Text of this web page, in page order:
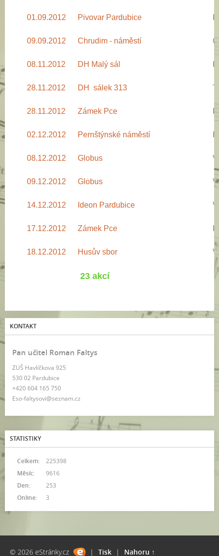
01.09.2012 Pivovar Pardubice
09.09.2012 Chrudim - náměstí
08.11.2012 DH Malý sál
28.11.2012 DH sálek 313
28.11.2012 Zámek Pce
02.12.2012 Pernštýnské náměstí
08.12.2012 Globus
09.12.2012 Globus
14.12.2012 Ideon Pardubice
17.12.2012 Zámek Pce
18.12.2012 Husův sbor
23 akcí
KONTAKT
Pan učitel Roman Faltys
ZUŠ Havlíčkova 925
530 02 Pardubice
+420 604 165 750
Eso-faltysovi@seznam.cz
STATISTIKY
Online: 3
Celkem:
225398
Měsíc:
9616
Den:
253
© 2026 eStránky.cz | Tisk | Nahoru ↑